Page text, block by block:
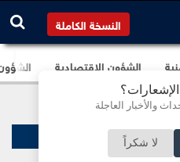
والأخبار العاجلة
لا شكراً
النسخة الكاملة
الشؤون الإقتصادية